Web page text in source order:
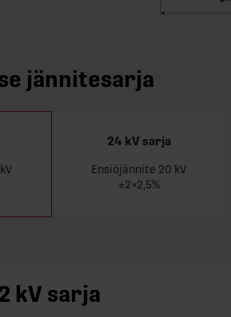
jännitesarja
24 kV sarja
Ensiöjännite 20 kV
±2×2,5%
kV sarja